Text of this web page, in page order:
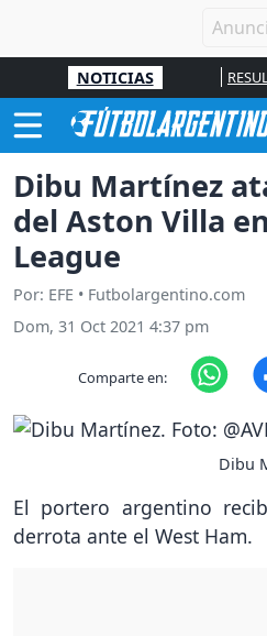
NOTICIAS
Dibu Martínez
del Aston Villa
League
Por: EFE • Futbolargentino.com
Dom, 31 Oct 2021 4:37 pm
Comparte en:
Dibu
El portero argentino
derrota ante el West Ham.